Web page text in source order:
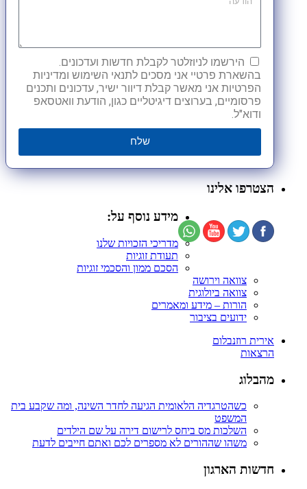
הירשמו לניוזלטר לקבלת חדשות ועדכונים.
בהשארת פרטיי אני מסכים לתנאי השימוש ומדיניות
הפרטיות אני מאשר קבלת דיוור ישיר, עדכונים ותכנים
פרסומיים, בערוצים דיגיטליים כגון, הודעת וואטסאפ
ודוא"ל.
שלח
הצטרפו אלינו
מידע נוסף על:
מדריכי הזכויות שלנו
תעודת זוגיות
הסכם ממון והסכמי זוגיות
צוואה וירושה
צוואה ביולוגית
הורות – מידע ומאמרים
ידועים בציבור
אירית רוזנבלום
הרצאות
מהבלוג
כשהטרגדיה הלאומית הגיעה לחדר השינה, ומה שקבע בית
המשפט
השלכות מס ביחס לרישום דירה על שם הילדים
משהו שההורים לא מספרים לכם ואתם חייבים לדעת
חדשות הארגון